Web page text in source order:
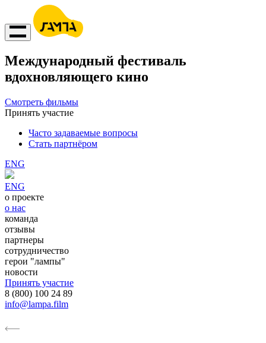
Международный фестиваль
вдохновляющего кино
Смотреть фильмы
Принять участие
Часто задаваемые вопросы
Стать партнёром
ENG
ENG
о проекте
о нас
команда
отзывы
партнеры
сотрудничество
герои "лампы"
новости
Принять участие
8 (800) 100 24 89
info@lampa.film